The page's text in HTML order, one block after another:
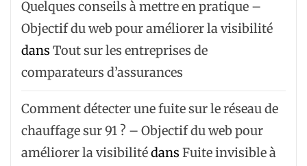
Quelques conseils à mettre en pratique –
Objectif du web pour améliorer la visibilité
dans Tout sur les entreprises de
comparateurs d’assurances
Comment détecter une fuite sur le réseau de
chauffage sur 91 ? – Objectif du web pour
améliorer la visibilitédans Fuite invisible à